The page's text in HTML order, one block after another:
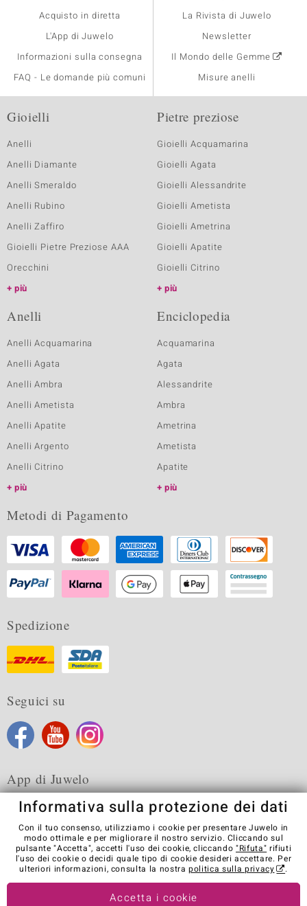
Acquisto in diretta
L'App di Juwelo
Informazioni sulla consegna
FAQ - Le domande più comuni
La Rivista di Juwelo
Newsletter
Il Mondo delle Gemme
Misure anelli
Gioielli
Anelli
Anelli Diamante
Anelli Smeraldo
Anelli Rubino
Anelli Zaffiro
Gioielli Pietre Preziose AAA
Orecchini
più
Pietre preziose
Gioielli Acquamarina
Gioielli Agata
Gioielli Alessandrite
Gioielli Ametista
Gioielli Ametrina
Gioielli Apatite
Gioielli Citrino
più
Anelli
Anelli Acquamarina
Anelli Agata
Anelli Ambra
Anelli Ametista
Anelli Apatite
Anelli Argento
Anelli Citrino
più
Enciclopedia
Acquamarina
Agata
Alessandrite
Ambra
Ametrina
Ametista
Apatite
più
Metodi di Pagamento
Spedizione
Seguici su
App di Juwelo
Condizioni generali di vendita Informativa Privacy
Cookies
Note legali
Contatti
Recedere dal contratto
Visit our stores in other countries:
Informativa sulla protezione dei dati
Con il tuo consenso, utilizziamo i cookie per presentare Juwelo in
modo ottimale e per migliorare il nostro servizio. Cliccando sul
pulsante "Accetta", accetti l'uso dei cookie, cliccando "Rifuta" rifiuti
l'uso dei cookie o decidi quale tipo di cookie desideri accettare. Per
ulteriori informazioni, consulta la nostrapolitica sulla privacy .
Accetta i cookie